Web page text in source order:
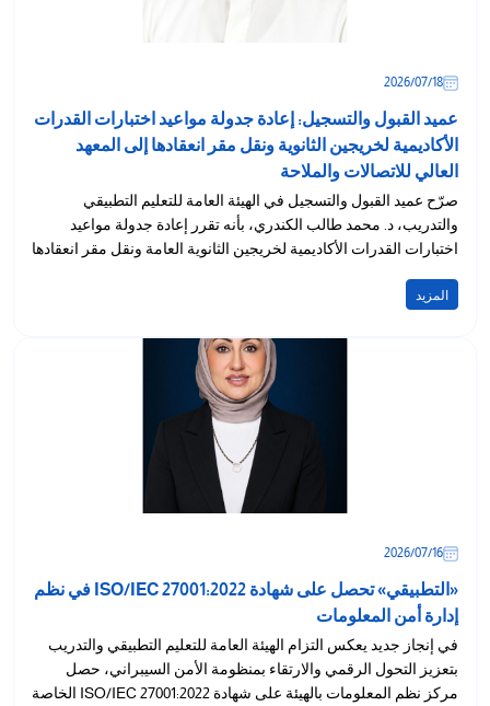
18‏/07‏/2026
عميد القبول والتسجيل: إعادة جدولة مواعيد اختبارات القدرات
الأكاديمية لخريجين الثانوية ونقل مقر انعقادها إلى المعهد
العالي للاتصالات والملاحة
صرّح عميد القبول والتسجيل في الهيئة العامة للتعليم التطبيقي
والتدريب، د. محمد طالب الكندري، بأنه تقرر إعادة جدولة مواعيد
اختبارات القدرات الأكاديمية لخريجين الثانوية العامة ونقل مقر انعقادها
المزيد
16‏/07‏/2026
«التطبيقي» تحصل على شهادة ISO/IEC 27001:2022 في نظم
إدارة أمن المعلومات
في إنجاز جديد يعكس التزام الهيئة العامة للتعليم التطبيقي والتدريب
بتعزيز التحول الرقمي والارتقاء بمنظومة الأمن السيبراني، حصل
مركز نظم المعلومات بالهيئة على شهادة ISO/IEC 27001:2022 الخاصة